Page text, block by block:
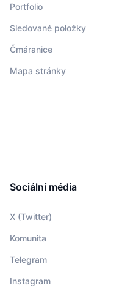
Portfolio
Sledované položky
Čmáranice
Mapa stránky
Sociální média
X (Twitter)
Komunita
Telegram
Instagram